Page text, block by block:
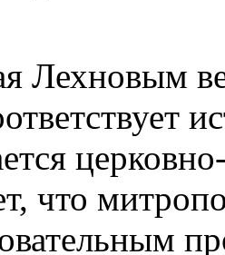
Лехновым
что